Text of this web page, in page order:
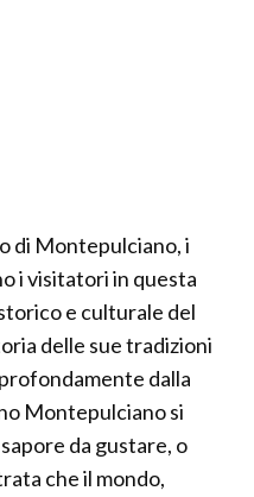
di Montepulciano, i
i visitatori in questa
e culturale del
delle sue tradizioni
dalla
Montepulciano si
da gustare, o
che il mondo,